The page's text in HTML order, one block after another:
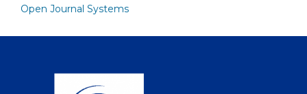
Open Journal Systems